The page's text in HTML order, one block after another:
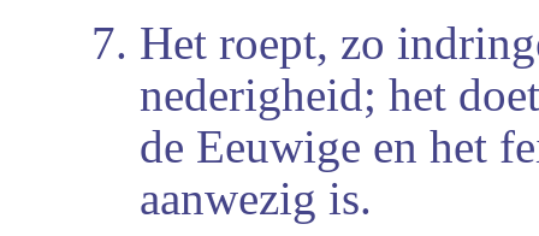
Het roept, zo
nederigheid; het
de Eeuwige en het
aanwezig is.